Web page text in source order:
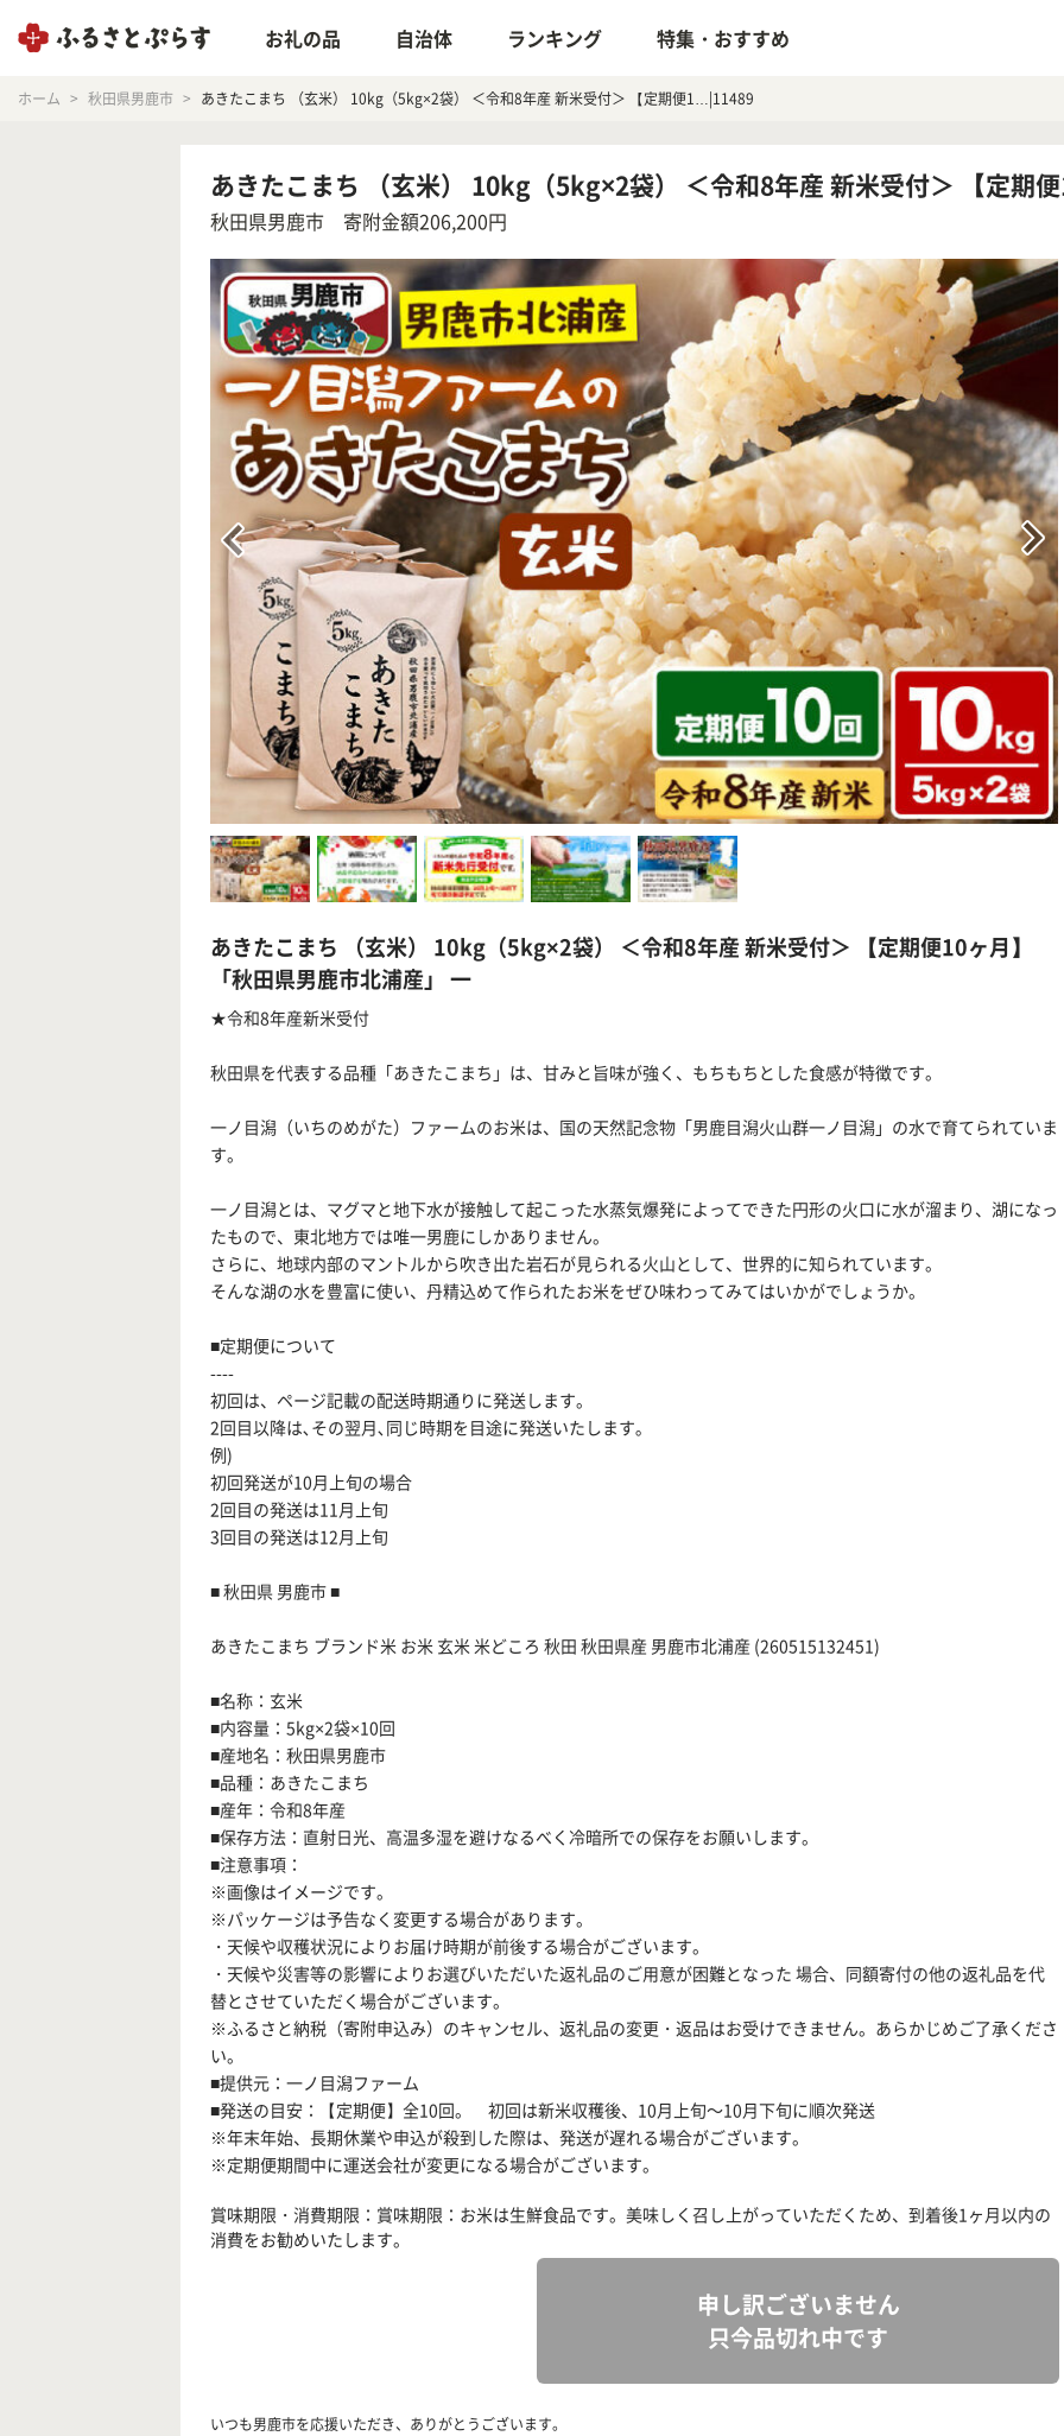
お礼の品 自治体 ランキング 特集・おすすめ
ホーム 秋田県男鹿市 あきたこまち （玄米） 10kg（5kg×2袋） ＜令和8年産 新米受付＞ 【定期便1…|11489
あきたこまち （玄米） 10kg（5kg×2袋） ＜令和8年産 新米受付＞ 【定期
秋田県男鹿市 寄附金額206,200円
あきたこまち （玄米） 10kg（5kg×2袋） ＜令和8年産 新米受付＞ 【定期便10ヶ月】
「秋田県男鹿市北浦産」 一
★令和8年産新米受付
秋田県を代表する品種「あきたこまち」は、甘みと旨味が強く、もちもちとした食感が特徴です。
一ノ目潟（いちのめがた）ファームのお米は、国の天然記念物「男鹿目潟火山群一ノ目潟」の水で育てられていま
す。
一ノ目潟とは、マグマと地下水が接触して起こった水蒸気爆発によってできた円形の火口に水が溜まり、湖になっ
たもので、東北地方では唯一男鹿にしかありません。
さらに、地球内部のマントルから吹き出た岩石が見られる火山として、世界的に知られています。
そんな湖の水を豊富に使い、丹精込めて作られたお米をぜひ味わってみてはいかがでしょうか。
■定期便について
----
初回は、ページ記載の配送時期通りに発送します。
2回目以降は､その翌月､同じ時期を目途に発送いたします｡
例)
初回発送が10月上旬の場合
2回目の発送は11月上旬
3回目の発送は12月上旬
■ 秋田県 男鹿市 ■
あきたこまち ブランド米 お米 玄米 米どころ 秋田 秋田県産 男鹿市北浦産 (260515132451)
■名称：玄米
■内容量：5kg×2袋×10回
■産地名：秋田県男鹿市
■品種：あきたこまち
■産年：令和8年産
■保存方法：直射日光、高温多湿を避けなるべく冷暗所での保存をお願いします。
■注意事項：
※画像はイメージです。
※パッケージは予告なく変更する場合があります。
・天候や収穫状況によりお届け時期が前後する場合がございます。
・天候や災害等の影響によりお選びいただいた返礼品のご用意が困難となった 場合、同額寄付の他の返礼品を代
替とさせていただく場合がございます。
※ふるさと納税（寄附申込み）のキャンセル、返礼品の変更・返品はお受けできません。あらかじめご了承くださ
い。
■提供元：一ノ目潟ファーム
■発送の目安：【定期便】全10回。 初回は新米収穫後、10月上旬〜10月下旬に順次発送
※年末年始、長期休業や申込が殺到した際は、発送が遅れる場合がございます。
※定期便期間中に運送会社が変更になる場合がございます。
賞味期限・消費期限：賞味期限：お米は生鮮食品です。美味しく召し上がっていただくため、到着後1ヶ月以内の
消費をお勧めいたします。
申し訳ございません
只今品切れ中です
いつも男鹿市を応援いただき、ありがとうございます。